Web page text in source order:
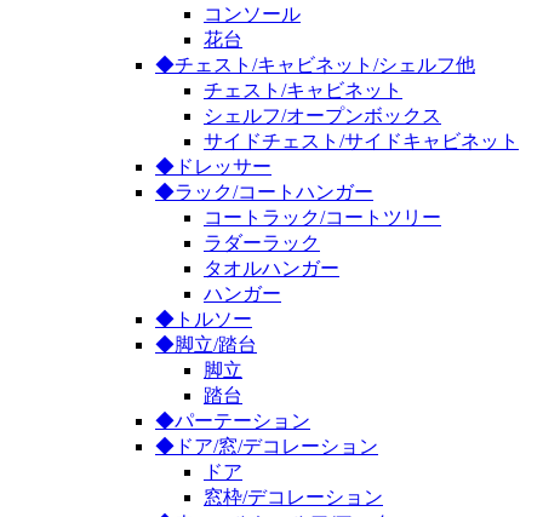
コンソール
花台
◆チェスト/キャビネット/シェルフ他
チェスト/キャビネット
シェルフ/オープンボックス
サイドチェスト/サイドキャビネット
◆ドレッサー
◆ラック/コートハンガー
コートラック/コートツリー
ラダーラック
タオルハンガー
ハンガー
◆トルソー
◆脚立/踏台
脚立
踏台
◆パーテーション
◆ドア/窓/デコレーション
ドア
窓枠/デコレーション